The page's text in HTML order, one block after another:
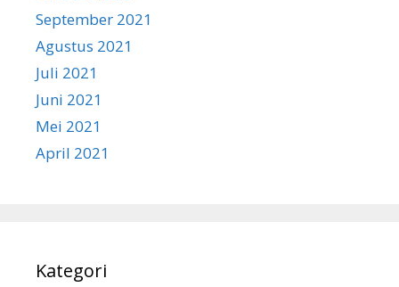
September 2021
Agustus 2021
Juli 2021
Juni 2021
Mei 2021
April 2021
Kategori